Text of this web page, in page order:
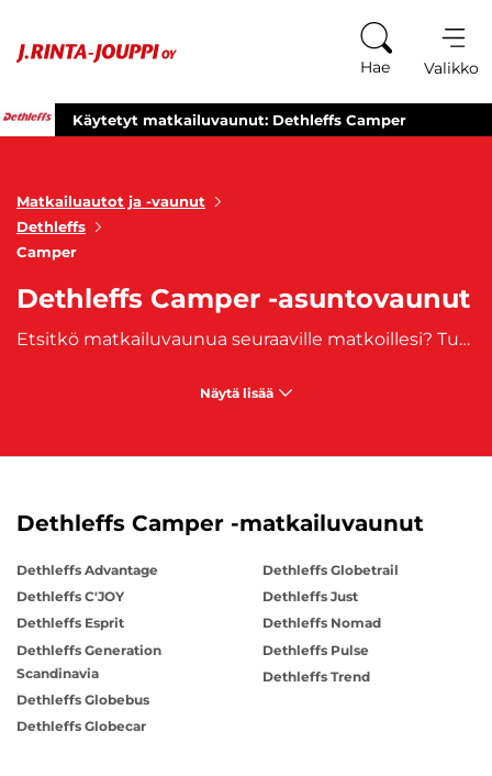
Hae Valikko
Käytetyt matkailuvaunut: Dethleffs Camper
Matkailuautot ja -vaunut
Dethleffs
Camper
Dethleffs Camper -asuntovaunut
Etsitkö matkailuvaunua seuraaville matkoillesi? Tutustu laajaan valikoimaamme käytettyjä Dethleffs Camper -matkailuvaunuja, jotka tarjoavat luotettavuutta ja mukavuutta matkoillesi. Dethleffs Camper -matkailuvaunut ovat tunnettuja laadustaan ja käytännöllisyydestään, tarjoten ihanteellisen yhdistelmän tilaa, mukavuutta ja helppokäyttöisyyttä kaikenlaisiin seikkailuihin. Olipa suunnitelmissasi sitten rentouttava perheloma, aktiivinen retkeilyreissu tai seikkailu ystävien kanssa, meiltä löydät juuri sinulle sopivan matkakumppanin. Tutustu valikoimaamme ja löydä unelmiesi matkailuvaunu, joka vie sinut seuraavaan seikkailuun!
Näytä lisää
Dethleffs Camper -matkailuvaunut
Dethleffs Advantage
Dethleffs C'JOY
Dethleffs Esprit
Dethleffs Generation
Scandinavia
Dethleffs Globebus
Dethleffs Globecar
Dethleffs Globetrail
Dethleffs Just
Dethleffs Nomad
Dethleffs Pulse
Dethleffs Trend